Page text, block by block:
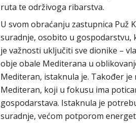
ruta te održivoga ribarstva.
U svom obraćanju zastupnica Puž
suradnje, osobito u gospodarstvu,
je važnosti uključiti sve dionike –
obje obale Mediterana u
Mediteran, istaknula je. Također
Mediteran, koji u fokusu ima
gospodarstava. Istaknula je
suradnje, većom potporom